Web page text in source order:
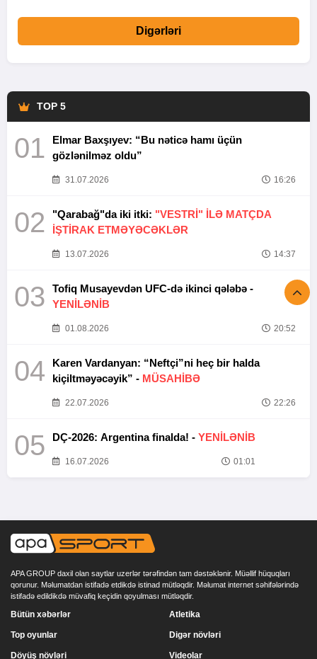
Digərləri
TOP 5
01
Elmar Baxşıyev: “Bu nəticə hamı üçün
gözlənilməz oldu”
31.07.2026 16:26
02 "Qarabağ"da iki itki: "VESTRİ" İLƏ MATÇDA
İŞTİRAK ETMƏYƏCƏKLƏR
13.07.2026 14:37
03
Tofiq Musayevdən UFC-də ikinci qələbə -
YENİLƏNİB
01.08.2026 20:52
04
Karen Vardanyan: “Neftçi”ni heç bir halda
kiçiltməyəcəyik” - MÜSAHİBƏ
22.07.2026 22:26
05 DÇ-2026: Argentina finalda! - YENİLƏNİB
16.07.2026 01:01
APA GROUP daxil olan saytlar uzerlər tərəfindən tam dəstəklənir. Müəllif hüquqları
qorunur. Məlumatdan istifadə etdikdə istinad mütləqdir. Məlumat internet səhifələrində
istifadə edildikdə müvafiq keçidin qoyulması mütləqdir.
Bütün xəbərlər
Top oyunlar
Döyüş növləri
Atletika
Digər növləri
Videolar